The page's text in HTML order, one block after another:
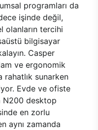
programları da
işinde değil,
olanların tercihi
bilgisayar
Casper
ve ergonomik
rahatlık sunarken
Evde ve ofiste
N200 desktop
en zorlu
aynı zamanda